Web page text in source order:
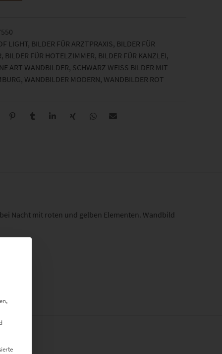
LIGHT, BILDER FÜR ARZTPRAXIS, BILDER FÜR
, BILDER FÜR HOTELZIMMER, BILDER FÜR KANZLEI,
ART WANDBILDER, SCHWARZ WEISS BILDER MIT F
, WANDBILDER MODERN, WANDBILDER ROT
Nacht mit roten und gelben Elementen. Wandbild